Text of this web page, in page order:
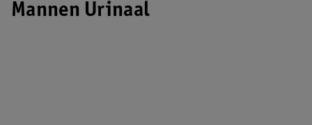
Mannen Urinaal